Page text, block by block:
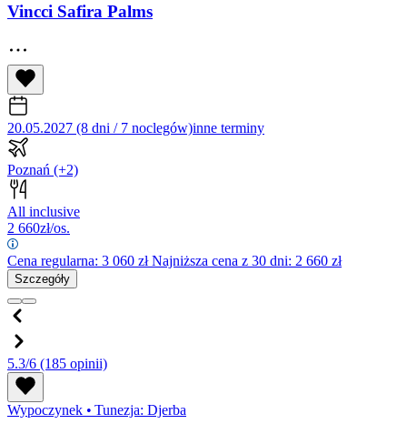
Vincci Safira Palms
20.05.2027 (8 dni / 7 noclegów)inne terminy
Poznań (+2)
All inclusive
2 660zł/os.
Cena regularna: 3 060 złNajniższa cena z 30 dni: 2 660 zł
Szczegóły
5.3/6 (185 opinii)
Wypoczynek • Tunezja: Djerba